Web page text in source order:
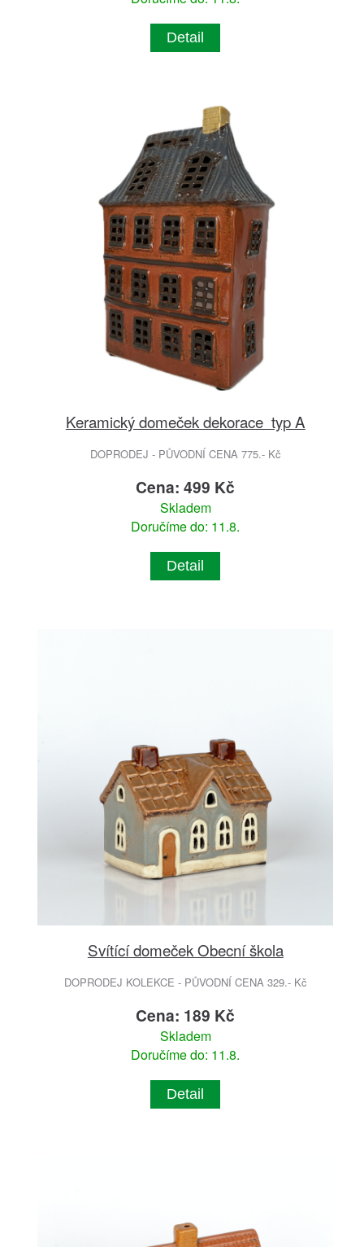
Detail
Keramický domeček dekorace typ A
DOPRODEJ - PŮVODNÍ CENA 775.- Kč
Cena: 499 Kč
Skladem
Doručíme do: 11.8.
Detail
Svítící domeček Obecní škola
DOPRODEJ KOLEKCE - PŮVODNÍ CENA 329.- Kč
Cena: 189 Kč
Skladem
Doručíme do: 11.8.
Detail